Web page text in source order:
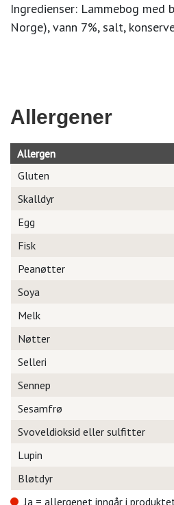
Ingredienser: Lammebog med
Norge), vann 7%, salt,
Allergener
Allergen
Gluten
Skalldyr
Egg
Fisk
Peanøtter
Soya
Melk
Nøtter
Selleri
Sennep
Sesamfrø
Svoveldioksid eller sulfitter
Lupin
Bløtdyr
Ja = allergenet inngår i